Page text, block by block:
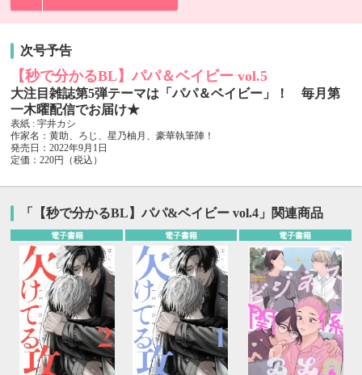
次号予告
【秒で分かるBL】パパ＆ベイビー vol.5
大注目雑誌第5弾テーマは「パパ＆ベイビー」！ 毎月第
一木曜配信でお届け★
表紙 : 宇井カシ
作家名：黄助、ろじ、星乃柚月、豪華執筆陣！
発売日：2022年9月1日
定価：220円（税込）
「【秒で分かるBL】パパ&ベイビー vol.4」関連商品
電子書籍 電子書籍 電子書籍